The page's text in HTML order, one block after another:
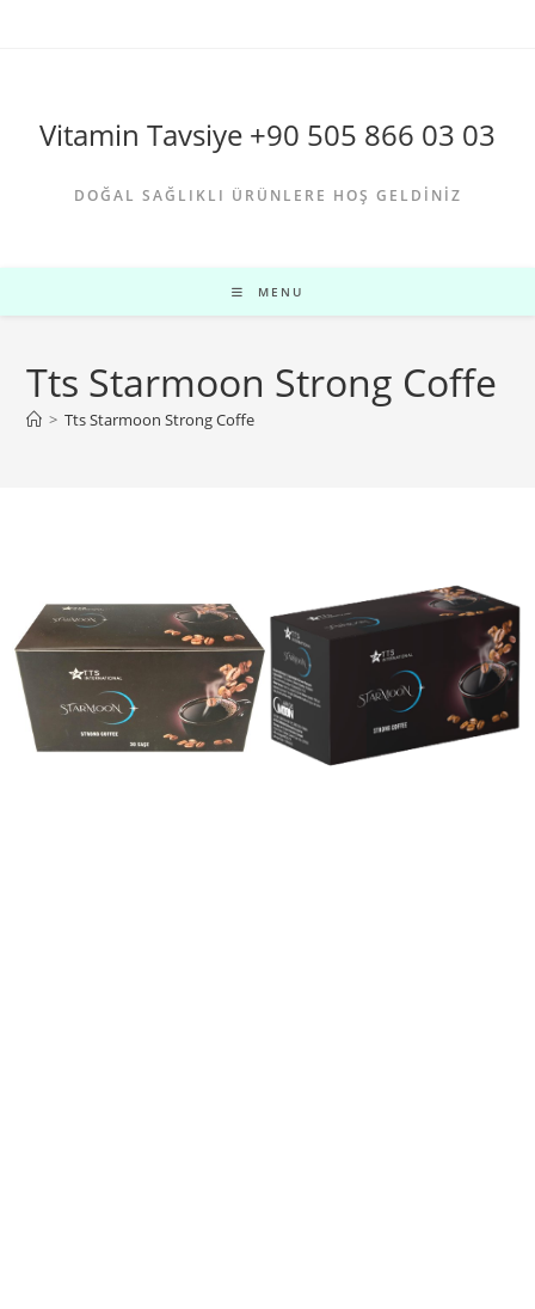
Vitamin Tavsiye +90 505 866 03 03
DOĞAL SAĞLIKLI ÜRÜNLERE HOŞ GELDINIZ
MENU
Tts Starmoon Strong Coffe
> Tts Starmoon Strong Coffe